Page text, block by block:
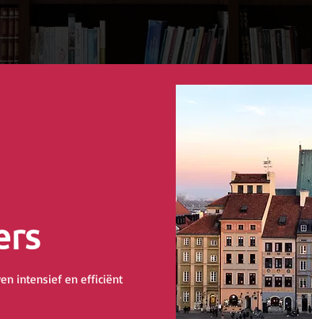
intensief en efficiënt